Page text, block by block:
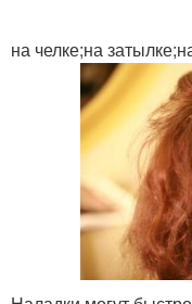
на челке;на